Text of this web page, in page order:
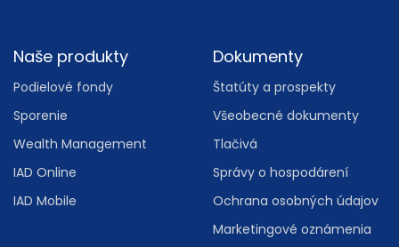
Footer
Naše produkty
Podielové fondy
Sporenie
Wealth Management
IAD Online
IAD Mobile
Dokumenty
Štatúty a prospekty
Všeobecné dokumenty
Tlačivá
Správy o hospodárení
Ochrana osobných údajov
Marketingové oznámenia